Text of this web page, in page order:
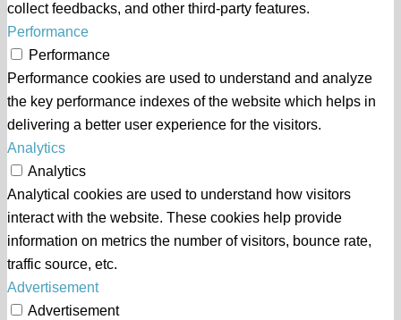
collect feedbacks, and other third-party features.
Performance
Performance
Performance cookies are used to understand and analyze
the key performance indexes of the website which helps in
delivering a better user experience for the visitors.
Analytics
Analytics
Analytical cookies are used to understand how visitors
interact with the website. These cookies help provide
information on metrics the number of visitors, bounce rate,
traffic source, etc.
Advertisement
Advertisement